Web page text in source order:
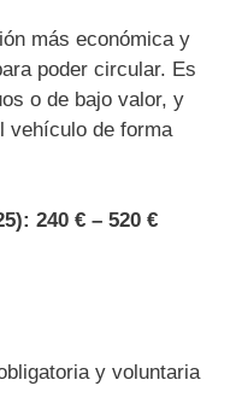
más económica y
poder circular. Es
o de bajo valor, y
vehículo de forma
240 € – 520 €
y voluntaria